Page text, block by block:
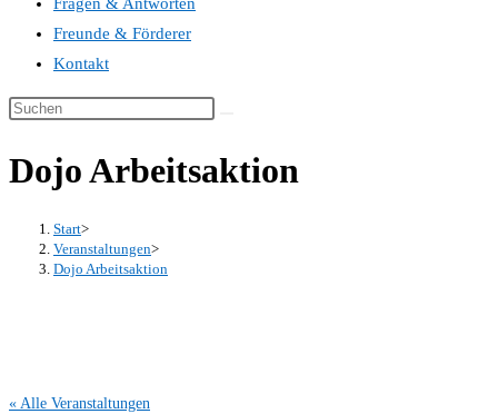
Freunde & Förderer
Kontakt
Dojo Arbeitsaktion
Start>
Veranstaltungen>
Dojo Arbeitsaktion
« Alle Veranstaltungen